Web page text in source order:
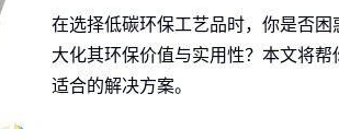
在选择低碳环保工艺品时，你是否
大化其环保价值与实用性？本文将
适合的解决方案。